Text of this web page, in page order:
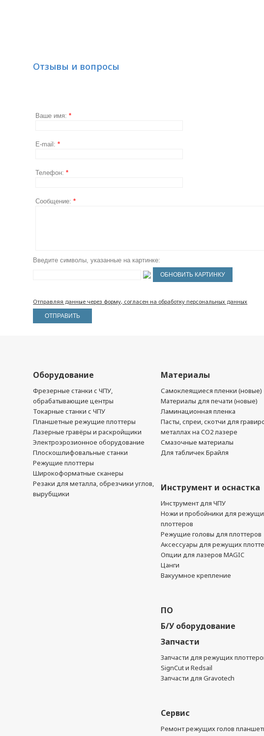
Отзывы и вопросы
Ваше имя:*
E-mail:*
Телефон:*
Сообщение:*
Введите символы, указанные на картинке:
Отправляя данные через форму, согласен на обработку персональных данных
Оборудование
Фрезерные станки с ЧПУ,
обрабатывающие центры
Токарные станки с ЧПУ
Планшетные режущие плоттеры
Лазерные гравёры и раскройщики
Электроэрозионное оборудование
Плоскошлифовальные станки
Режущие плоттеры
Широкоформатные сканеры
Резаки для металла, обрезчики углов,
вырубщики
Материалы
Самоклеящиеся пленки (новые)
Материалы для печати (новые)
Ламинационная пленка
Пасты, спреи, скотчи для
металлах на CO2 лазере
Смазочные материалы
Для табличек Брайля
Инструмент и оснастка
Инструмент для ЧПУ
Ножи и пробойники для
плоттеров
Режущие головы для плоттеров
Аксессуары для режущих
Опции для лазеров MAGIC
Цанги
Вакуумное крепление
ПО
Б/У оборудование
Запчасти
Запчасти для режущих
SignCut и Redsail
Запчасти для Gravotech
Сервис
Ремонт режущих голов